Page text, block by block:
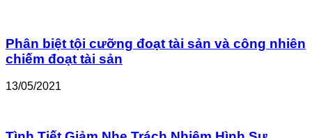
Phân biệt tội cưỡng đoạt tài sản và công nhiên
chiếm đoạt tài sản
13/05/2021